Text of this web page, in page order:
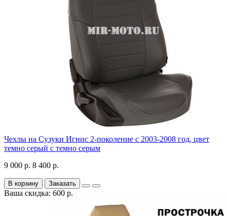
Чехлы на Сузуки Игнис 2-поколение с 2003-2008 год, цвет
темно серый с темно серым
9 000 р. 8 400 р.
В корзину Заказать
Ваша скидка: 600 р.